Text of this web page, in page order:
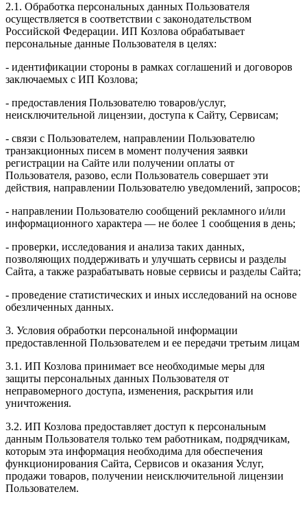
2.1. Обработка персональных данных Пользователя
осуществляется в соответствии с законодательством
Российской Федерации. ИП Козловa обрабатывает
персональные данные Пользователя в целях:
- идентификации стороны в рамках соглашений и договоров
заключаемых с ИП Козлова;
- предоставления Пользователю товаров/услуг,
неисключительной лицензии, доступа к Сайту, Сервисам;
- связи с Пользователем, направлении Пользователю
транзакционных писем в момент получения заявки
регистрации на Сайте или получении оплаты от
Пользователя, разово, если Пользователь совершает эти
действия, направлении Пользователю уведомлений, запросов;
- направлении Пользователю сообщений рекламного и/или
информационного характера — не более 1 сообщения в день;
- проверки, исследования и анализа таких данных,
позволяющих поддерживать и улучшать сервисы и разделы
Сайта, а также разрабатывать новые сервисы и разделы Сайта;
- проведение статистических и иных исследований на основе
обезличенных данных.
3. Условия обработки персональной информации
предоставленной Пользователем и ее передачи третьим лицам
3.1. ИП Козлова принимает все необходимые меры для
защиты персональных данных Пользователя от
неправомерного доступа, изменения, раскрытия или
уничтожения.
3.2. ИП Козлова предоставляет доступ к персональным
данным Пользователя только тем работникам, подрядчикам,
которым эта информация необходима для обеспечения
функционирования Сайта, Сервисов и оказания Услуг,
продажи товаров, получении неисключительной лицензии
Пользователем.